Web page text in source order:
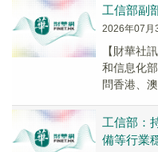
源利...
工信部副
2026年07月
【財華社
和信息化
問香港、
文...
工信部：
備等行業